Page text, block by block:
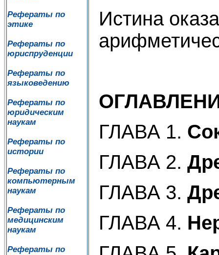
Рефераты по
этике
Рефераты по
юриспруденции
Рефераты по
языковедению
Рефераты по
юридическим
наукам
Рефераты по
истории
Рефераты по
компьютерным
наукам
Рефераты по
медицинским
наукам
Рефераты по
Истина
ГЛАВА 1.
ГЛАВА 2.
ГЛАВА 3.
ГЛАВА 4.